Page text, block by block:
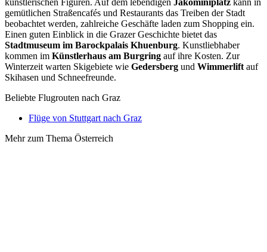
künstlerischen Figuren. Auf dem lebendigen Jakominiplatz kann in
gemütlichen Straßencafés und Restaurants das Treiben der Stadt
beobachtet werden, zahlreiche Geschäfte laden zum Shopping ein.
Einen guten Einblick in die Grazer Geschichte bietet das
Stadtmuseum im Barockpalais Khuenburg. Kunstliebhaber
kommen im Künstlerhaus am Burgring auf ihre Kosten. Zur
Winterzeit warten Skigebiete wie Gedersberg und Wimmerlift auf
Skihasen und Schneefreunde.
Beliebte Flugrouten nach Graz
Flüge von Stuttgart nach Graz
Mehr zum Thema Österreich